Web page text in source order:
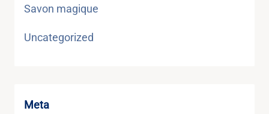
Savon magique
Uncategorized
Meta